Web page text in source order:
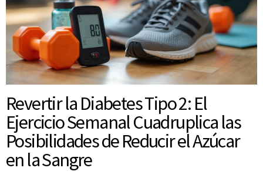
Revertir la Diabetes Tipo 2: El
Ejercicio Semanal Cuadruplica las
Posibilidades de Reducir el Azúcar
en la Sangre